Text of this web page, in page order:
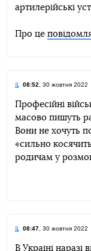
артилерійські
Про це
08:52 , 30 жовтня 2022
Професійні
масово пишуть
Вони не хочуть
«сильно
родичам у
08:47 , 30 жовтня 2022
В Україні наразі